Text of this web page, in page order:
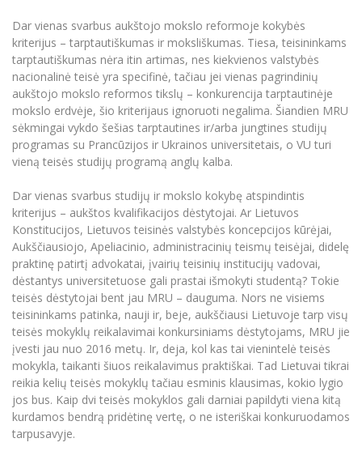
Dar vienas svarbus aukštojo mokslo reformoje kokybės
kriterijus – tarptautiškumas ir moksliškumas. Tiesa, teisininkams
tarptautiškumas nėra itin artimas, nes kiekvienos valstybės
nacionalinė teisė yra specifinė, tačiau jei vienas pagrindinių
aukštojo mokslo reformos tikslų – konkurencija tarptautinėje
mokslo erdvėje, šio kriterijaus ignoruoti negalima. Šiandien MRU
sėkmingai vykdo šešias tarptautines ir/arba jungtines studijų
programas su Prancūzijos ir Ukrainos universitetais, o VU turi
vieną teisės studijų programą anglų kalba.
Dar vienas svarbus studijų ir mokslo kokybę atspindintis
kriterijus – aukštos kvalifikacijos dėstytojai. Ar Lietuvos
Konstitucijos, Lietuvos teisinės valstybės koncepcijos kūrėjai,
Aukščiausiojo, Apeliacinio, administracinių teismų teisėjai, didelę
praktinę patirtį advokatai, įvairių teisinių institucijų vadovai,
dėstantys universitetuose gali prastai išmokyti studentą? Tokie
teisės dėstytojai bent jau MRU – dauguma. Nors ne visiems
teisininkams patinka, nauji ir, beje, aukščiausi Lietuvoje tarp visų
teisės mokyklų reikalavimai konkursiniams dėstytojams, MRU jie
įvesti jau nuo 2016 metų. Ir, deja, kol kas tai vienintelė teisės
mokykla, taikanti šiuos reikalavimus praktiškai. Tad Lietuvai tikrai
reikia kelių teisės mokyklų tačiau esminis klausimas, kokio lygio
jos bus. Kaip dvi teisės mokyklos gali darniai papildyti viena kitą
kurdamos bendrą pridėtinę vertę, o ne isteriškai konkuruodamos
tarpusavyje.